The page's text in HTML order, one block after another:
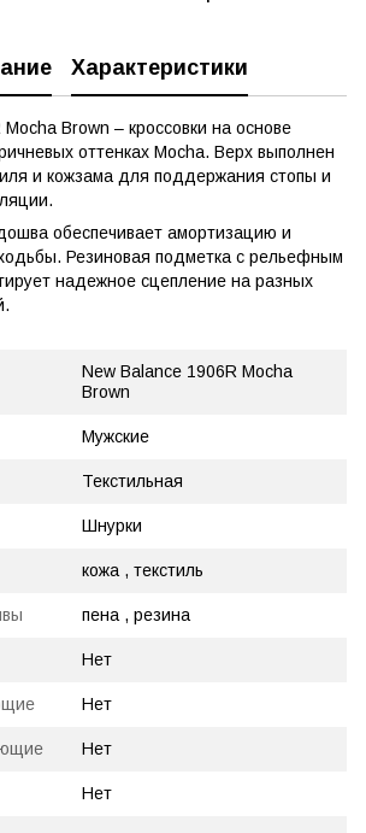
Характеристики
Brown – кроссовки на основе
оттенках Mocha. Верх выполнен
и кожзама для поддержания стопы и
обеспечивает амортизацию и
Резиновая подметка с рельефным
надежное сцепление на разных
New Balance 1906R Mocha
Brown
Мужские
Текстильная
Шнурки
кожа , текстиль
пена , резина
Нет
Нет
Нет
Нет